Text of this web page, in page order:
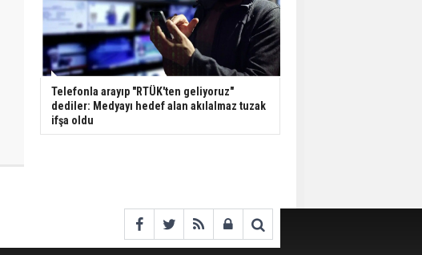
Telefonla arayıp "RTÜK'ten geliyoruz"
dediler: Medyayı hedef alan akılalmaz tuzak
ifşa oldu